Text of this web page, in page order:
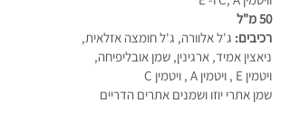
50 מ"ל
רכיבים: ג'ל אלוורה, ג'ל חומצה אזלאית,
ניאצין אמיד, ארגינין, שמן אובליפיחה,
ויטמין E , ויטמין A , ויטמין C
שמן אתרי יוזו ושמנים אתרים הדריים